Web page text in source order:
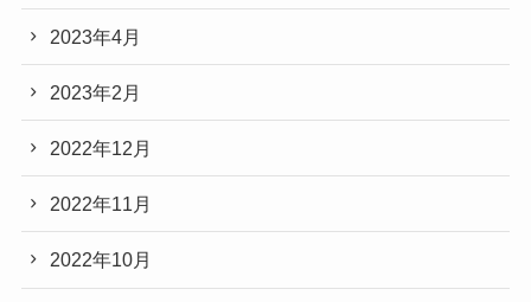
2023年4月
2023年2月
2022年12月
2022年11月
2022年10月